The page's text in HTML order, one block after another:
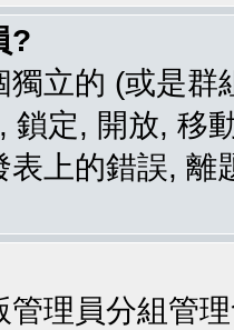
?
獨立的 (或是
鎖定, 開放, 移
表上的錯誤, 離
管理員分組管